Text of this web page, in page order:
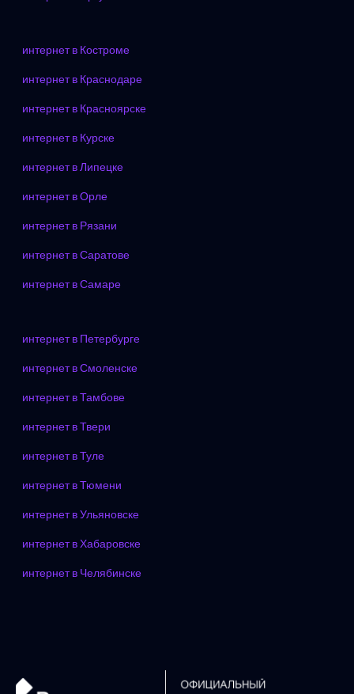
интернет в Костроме
интернет в Краснодаре
интернет в Красноярске
интернет в Курске
интернет в Липецке
интернет в Орле
интернет в Рязани
интернет в Саратове
интернет в Самаре
интернет в Петербурге
интернет в Смоленске
интернет в Тамбове
интернет в Твери
интернет в Туле
интернет в Тюмени
интернет в Ульяновске
интернет в Хабаровске
интернет в Челябинске